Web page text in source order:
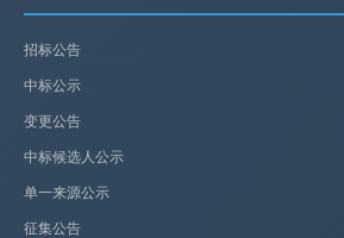
招标公告
中标公示
变更公告
中标候选人公示
单一来源公示
征集公告